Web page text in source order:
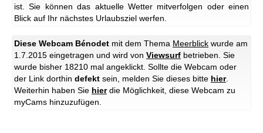
ist. Sie können das aktuelle Wetter mitverfolgen oder einen
Blick auf Ihr nächstes Urlaubsziel werfen.
Diese Webcam Bénodet mit dem Thema Meerblick wurde am
1.7.2015 eingetragen und wird von Viewsurf betrieben. Sie
wurde bisher 18210 mal angeklickt. Sollte die Webcam oder
der Link dorthin defekt sein, melden Sie dieses bitte hier.
Weiterhin haben Sie hierdie Möglichkeit, diese Webcam zu
myCams hinzuzufügen.